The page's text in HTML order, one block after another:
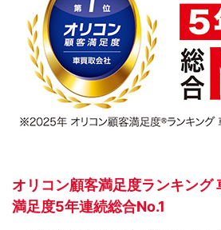
オリコン顧客満足度ランキング
満足度5年連続総合No.1